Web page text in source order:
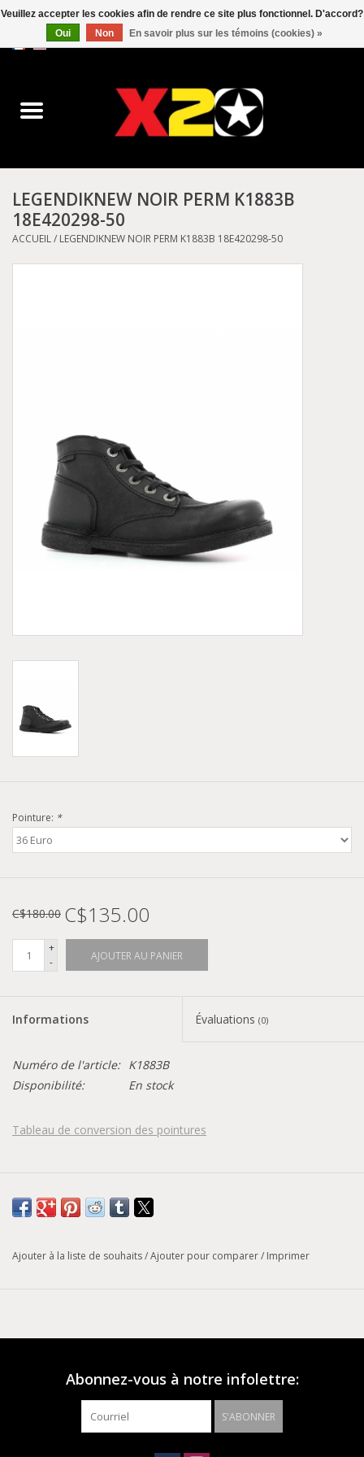
0 Articles - C$0.00
Converse
Kickers
Birkenstock
Autres marques
Vêtements
LEGENDIKNEW NOIR PERM K1883B
18E420298-50
ACCUEIL/ LEGENDIKNEW NOIR PERM K1883B 18E420298-50
Pointure: *
C$180.00 C$135.00
+
-
AJOUTER AU PANIER
Informations Évaluations (0)
Numéro de l'article: K1883B
Disponibilité:
En stock
Tableau de conversion des pointures
Ajouter à la liste de souhaits/Ajouter pour comparer/ Imprimer
Abonnez-vous à notre infolettre:
S'ABONNER
Veuillez accepter les cookies afin de rendre ce site plus fonctionnel. D'accord?
Oui
Non En savoir plus sur les témoins (cookies) »